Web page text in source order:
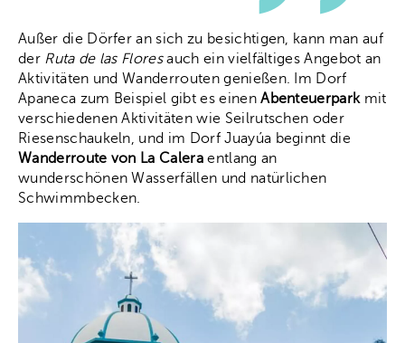
Außer die Dörfer an sich zu besichtigen, kann man auf
der Ruta de las Floresauch ein vielfältiges Angebot an
Aktivitäten und Wanderrouten genießen. Im Dorf
Apaneca zum Beispiel gibt es einenAbenteuerparkmit
verschiedenen Aktivitäten wie Seilrutschen oder
Riesenschaukeln, und im Dorf Juayúa beginnt die
Wanderroute von La Calera entlang an
wunderschönen Wasserfällen und natürlichen
Schwimmbecken.